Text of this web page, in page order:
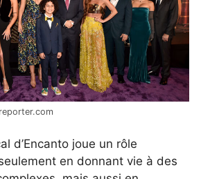
d’Encanto joue un rôle
en donnant vie à des